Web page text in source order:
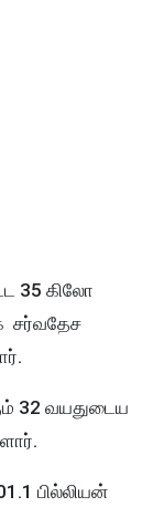
35 கிலோ
சர்வதேச
32 வயதுடைய
பில்லியன்